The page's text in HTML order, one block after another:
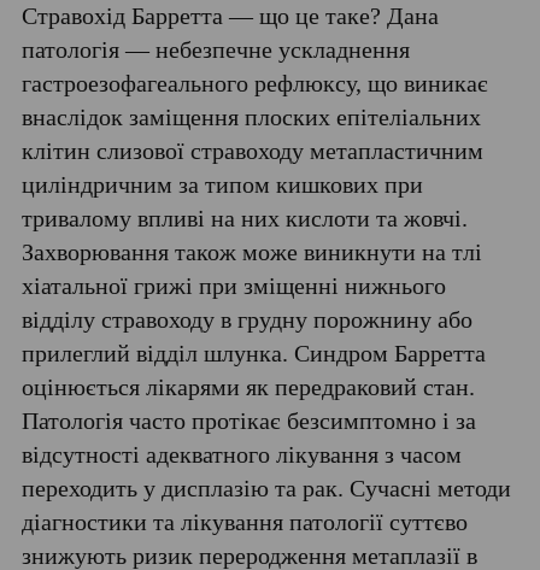
Стравохід Барретта — що це таке? Дана
патологія — небезпечне ускладнення
гастроезофагеального рефлюксу, що виникає
внаслідок заміщення плоских епітеліальних
клітин слизової стравоходу метапластичним
циліндричним за типом кишкових при
тривалому впливі на них кислоти та жовчі.
Захворювання також може виникнути на тлі
хіатальної грижі при зміщенні нижнього
відділу стравоходу в грудну порожнину або
прилеглий відділ шлунка. Синдром Барретта
оцінюється лікарями як передраковий стан.
Патологія часто протікає безсимптомно і за
відсутності адекватного лікування з часом
переходить у дисплазію та рак. Сучасні методи
діагностики та лікування патології суттєво
знижують ризик переродження метаплазії в